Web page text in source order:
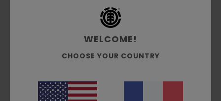
Rapport qualité / prix
: 5
5/5
WELCOME!
CHOOSE YOUR COUNTRY